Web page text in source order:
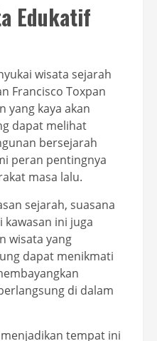
Edukatif
wisata sejarah
Francisco Toxpan
yang kaya akan
dapat melihat
bersejarah
peran pentingnya
masa lalu.
sejarah, suasana
ini juga
wisata yang
dapat menikmati
di dalam
tempat ini